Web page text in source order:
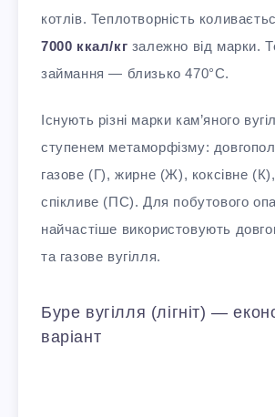
котлів. Теплотворність
7000 ккал/кг залежно від марки.
займання — близько 470°C.
Існують різні марки кам’яного
ступенем метаморфізму:
газове (Г), жирне (Ж), коксівне
спікливе (ПС). Для побутового
найчастіше використовують
та газове вугілля.
Буре вугілля (лігніт) —
варіант